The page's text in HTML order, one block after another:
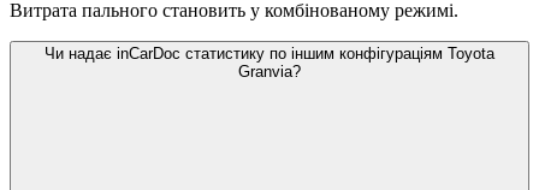
Витрата пального становить у комбінованому режимі.
Чи надає inCarDoc статистику по іншим конфігураціям Toyota
Granvia?